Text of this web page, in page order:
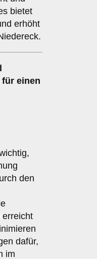
bietet
erhöht
einen
den
erreicht
dafür,
im